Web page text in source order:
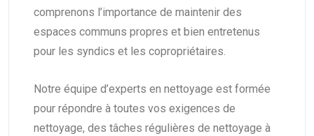
comprenons l’importance de maintenir des
espaces communs propres et bien entretenus
pour les syndics et les copropriétaires.
Notre équipe d’experts en nettoyage est formée
pour répondre à toutes vos exigences de
nettoyage, des tâches régulières de nettoyage à